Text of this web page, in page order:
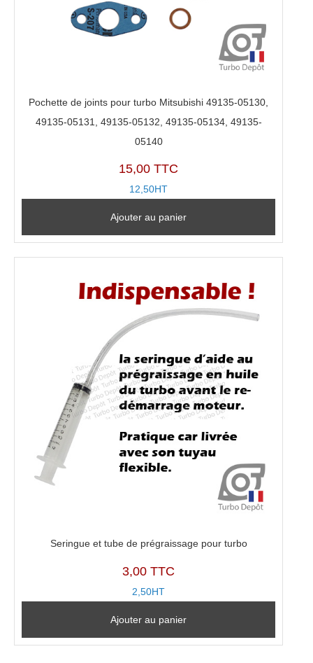
Pochette de joints pour turbo Mitsubishi 49135-05130,
49135-05131, 49135-05132, 49135-05134, 49135-
05140
15,00 TTC
12,50HT
Ajouter au panier
Seringue et tube de prégraissage pour turbo
3,00 TTC
2,50HT
Ajouter au panier